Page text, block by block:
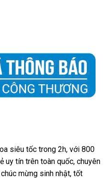
siêu tốc trong 2h, với 800
uy tín trên toàn quốc, chuyên
mừng sinh nhật, tốt